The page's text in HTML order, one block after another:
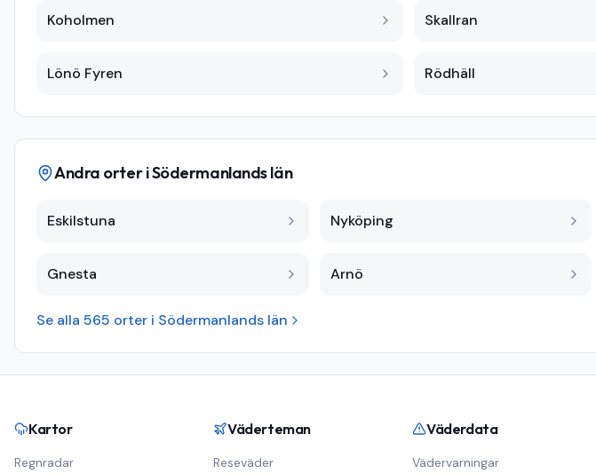
Koholmen Skallran
Lönö Fyren Rödhäll
Andra orter iSödermanlands län
Eskilstuna Nyköping
Gnesta Arnö
Se alla 565 orter i Södermanlands län
Kartor
Regnradar
Väderteman
Reseväder
Väderdata
Vädervarningar